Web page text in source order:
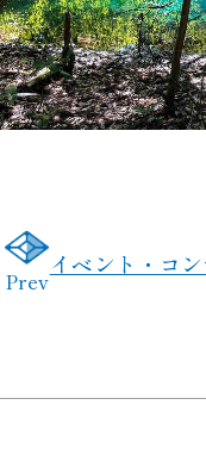
Prev
イベント・コ